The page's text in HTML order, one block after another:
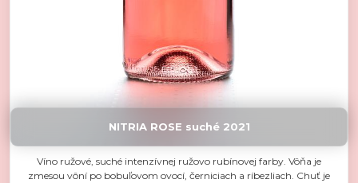
NITRIA ROSE suché 2021
Víno ružové, suché intenzívnej ružovo rubínovej farby. Vôňa je
zmesou vôní po bobuľovom ovocí, černiciach a ríbezliach. Chuť je